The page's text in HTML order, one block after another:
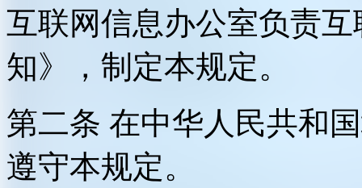
互联网信息办公室负责
知》，制定本规定。
第二条 在中华人民共和
遵守本规定。